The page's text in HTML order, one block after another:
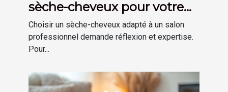
sèche-cheveux pour votre
salon ?
Choisir un sèche-cheveux adapté à un salon
professionnel demande réflexion et expertise.
Pour...